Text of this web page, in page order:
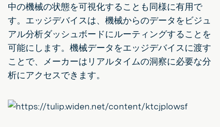
中の機械の状態を可視化することも同様に有用で
す。エッジデバイスは、機械からのデータをビジュ
アル分析ダッシュボードにルーティングすることを
可能にします。機械データをエッジデバイスに渡す
ことで、メーカーはリアルタイムの洞察に必要な分
析にアクセスできます。